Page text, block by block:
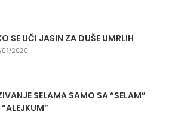
SE UČI JASIN ZA DUŠE UMRLIH
01/2020
SELAMA SAMO SA “SELAM”
“ALEJKUM”